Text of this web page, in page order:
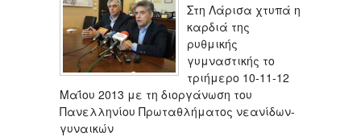
Στη Λάρισα χτυπά η
καρδιά της
ρυθμικής
γυμναστικής το
τριήμερο 10-11-12
Μαΐου 2013 με τη διοργάνωση του
Πανελληνίου Πρωταθλήματος νεανίδων-
γυναικών